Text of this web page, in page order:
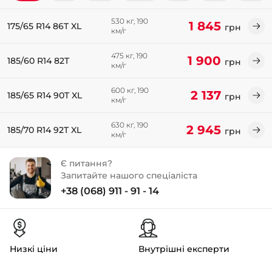
- Калинова
175/65 R14 86T XL
530 кг, 190
км/г
1 845 грн
185/60 R14 82T
475 кг, 190
км/г
1 900 грн
185/65 R14 90T XL
600 кг, 190
км/г
2 137 грн
185/70 R14 92T XL
630 кг, 190
км/г
2 945 грн
Є питання?
Запитайте нашого спеціаліста
+38 (068) 911 - 91 - 14
Низкі ціни Внутрішні експерти